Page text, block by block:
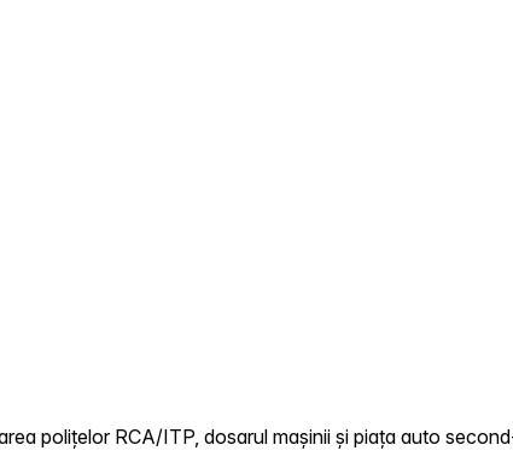
polițelor RCA/ITP, dosarul mașinii și piața auto